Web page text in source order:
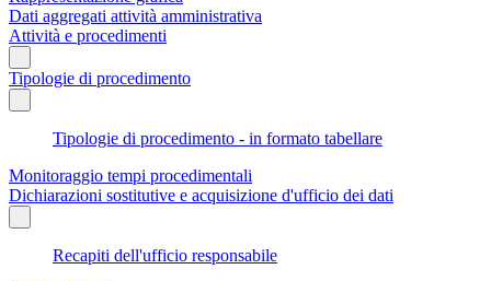
Dati aggregati attività amministrativa
Attività e procedimenti
Tipologie di procedimento
Tipologie di procedimento - in formato tabellare
Monitoraggio tempi procedimentali
Dichiarazioni sostitutive e acquisizione d'ufficio dei dati
Recapiti dell'ufficio responsabile